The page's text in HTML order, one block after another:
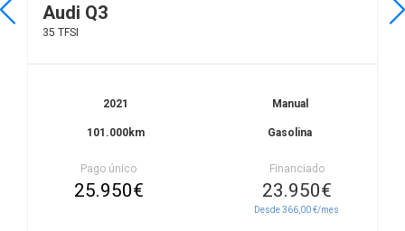
Audi Q3
35 TFSI
2021
101.000km
Manual
Gasolina
Pago único
25.950€
Financiado
23.950€
Desde 366,00 €/mes